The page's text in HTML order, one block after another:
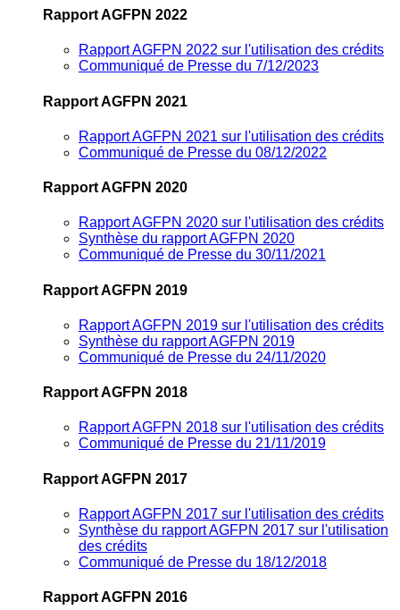
Rapport AGFPN 2022
Rapport AGFPN 2022 sur l'utilisation des crédits
Communiqué de Presse du 7/12/2023
Rapport AGFPN 2021
Rapport AGFPN 2021 sur l'utilisation des crédits
Communiqué de Presse du 08/12/2022
Rapport AGFPN 2020
Rapport AGFPN 2020 sur l'utilisation des crédits
Synthèse du rapport AGFPN 2020
Communiqué de Presse du 30/11/2021
Rapport AGFPN 2019
Rapport AGFPN 2019 sur l'utilisation des crédits
Synthèse du rapport AGFPN 2019
Communiqué de Presse du 24/11/2020
Rapport AGFPN 2018
Rapport AGFPN 2018 sur l'utilisation des crédits
Communiqué de Presse du 21/11/2019
Rapport AGFPN 2017
Rapport AGFPN 2017 sur l'utilisation des crédits
Synthèse du rapport AGFPN 2017 sur l'utilisation
des crédits
Communiqué de Presse du 18/12/2018
Rapport AGFPN 2016